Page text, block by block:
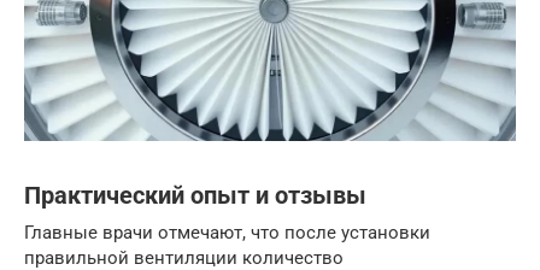
Практический опыт и отзывы
Главные врачи отмечают, что после установки
правильной вентиляции количество